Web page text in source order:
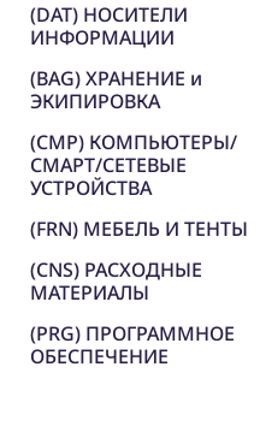
(DAT) НОСИТЕЛИ
ИНФОРМАЦИИ
(BAG) ХРАНЕНИЕ и
ЭКИПИРОВКА
(CMP) КОМПЬЮТЕРЫ/
СМАРТ/СЕТЕВЫЕ
УСТРОЙСТВА
(FRN) МЕБЕЛЬ И ТЕНТЫ
(CNS) РАСХОДНЫЕ
МАТЕРИАЛЫ
(PRG) ПРОГРАММНОЕ
ОБЕСПЕЧЕНИЕ